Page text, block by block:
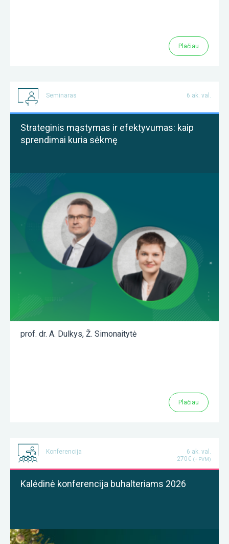
Plačiau
Seminaras 6 ak. val.
Strateginis mąstymas ir efektyvumas: kaip
sprendimai kuria sėkmę
prof. dr. A. Dulkys, Ž. Simonaitytė
Plačiau
Konferencija
6 ak. val.
270€ (+ PVM)
Kalėdinė konferencija buhalteriams 2026